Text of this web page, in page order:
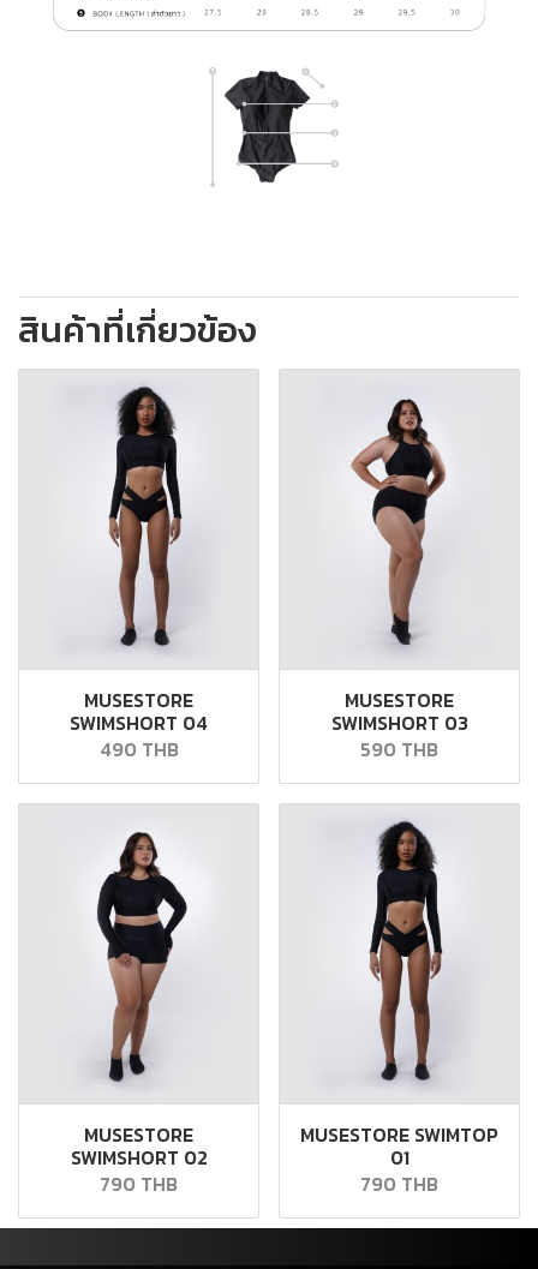
สินค้าที่เกี่ยวข้อง
MUSESTORE
SWIMSHORT 04
490 THB
MUSESTORE
SWIMSHORT 03
590 THB
MUSESTORE
SWIMSHORT 02
790 THB
MUSESTORE SWIMTOP
01
790 THB